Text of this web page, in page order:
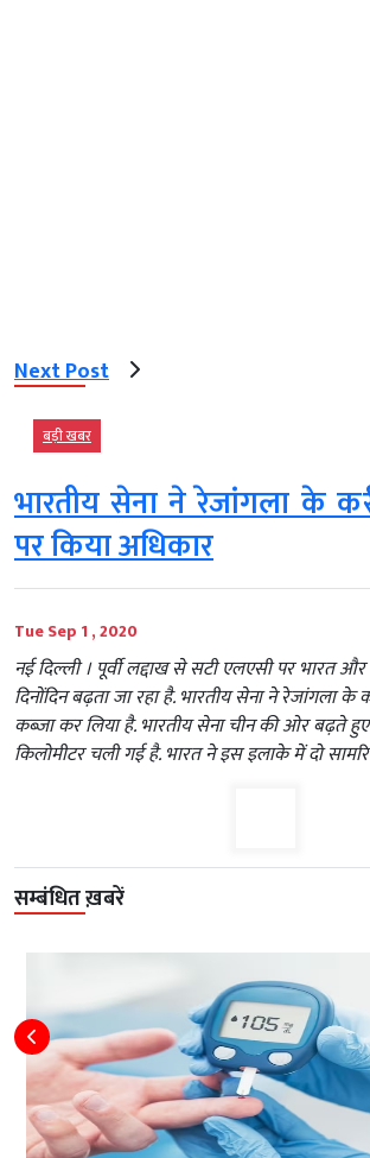
Next Post
बड़ी खबर
भारतीय सेना ने रेजांगला के
पर किया अधिकार
Tue Sep 1 , 2020
नई दिल्ली । पूर्वी लद्दाख से सटी एलएसी पर भारत
दिनोंदिन बढ़ता जा रहा है. भारतीय सेना ने रेजांगला के
कब्जा कर लिया है. भारतीय सेना चीन की ओर बढ़ते
किलोमीटर चली गई है. भारत ने इस इलाके में दो
सम्बंधित ख़बरें